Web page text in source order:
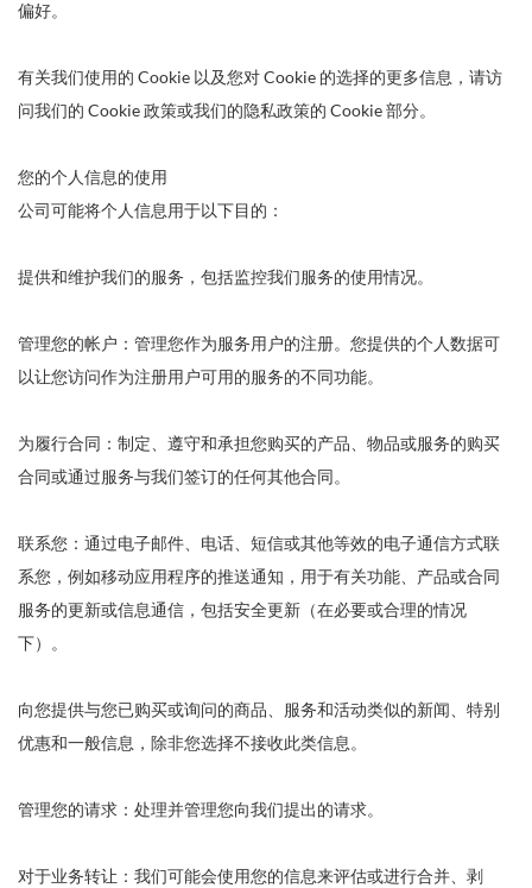
偏好。
有关我们使用的 Cookie 以及您对 Cookie 的选择的更多信息，请访
问我们的 Cookie 政策或我们的隐私政策的 Cookie 部分。
您的个人信息的使用
公司可能将个人信息用于以下目的：
提供和维护我们的服务，包括监控我们服务的使用情况。
管理您的帐户：管理您作为服务用户的注册。您提供的个人数据可
以让您访问作为注册用户可用的服务的不同功能。
为履行合同：制定、遵守和承担您购买的产品、物品或服务的购买
合同或通过服务与我们签订的任何其他合同。
联系您：通过电子邮件、电话、短信或其他等效的电子通信方式联
系您，例如移动应用程序的推送通知，用于有关功能、产品或合同
服务的更新或信息通信，包括安全更新（在必要或合理的情况
下）。
向您提供与您已购买或询问的商品、服务和活动类似的新闻、特别
优惠和一般信息，除非您选择不接收此类信息。
管理您的请求：处理并管理您向我们提出的请求。
对于业务转让：我们可能会使用您的信息来评估或进行合并、剥